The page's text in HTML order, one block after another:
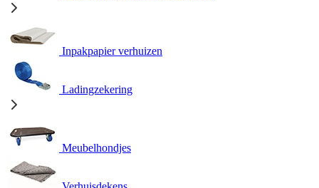
Inpakpapier verhuizen
Ladingzekering
Meubelhondjes